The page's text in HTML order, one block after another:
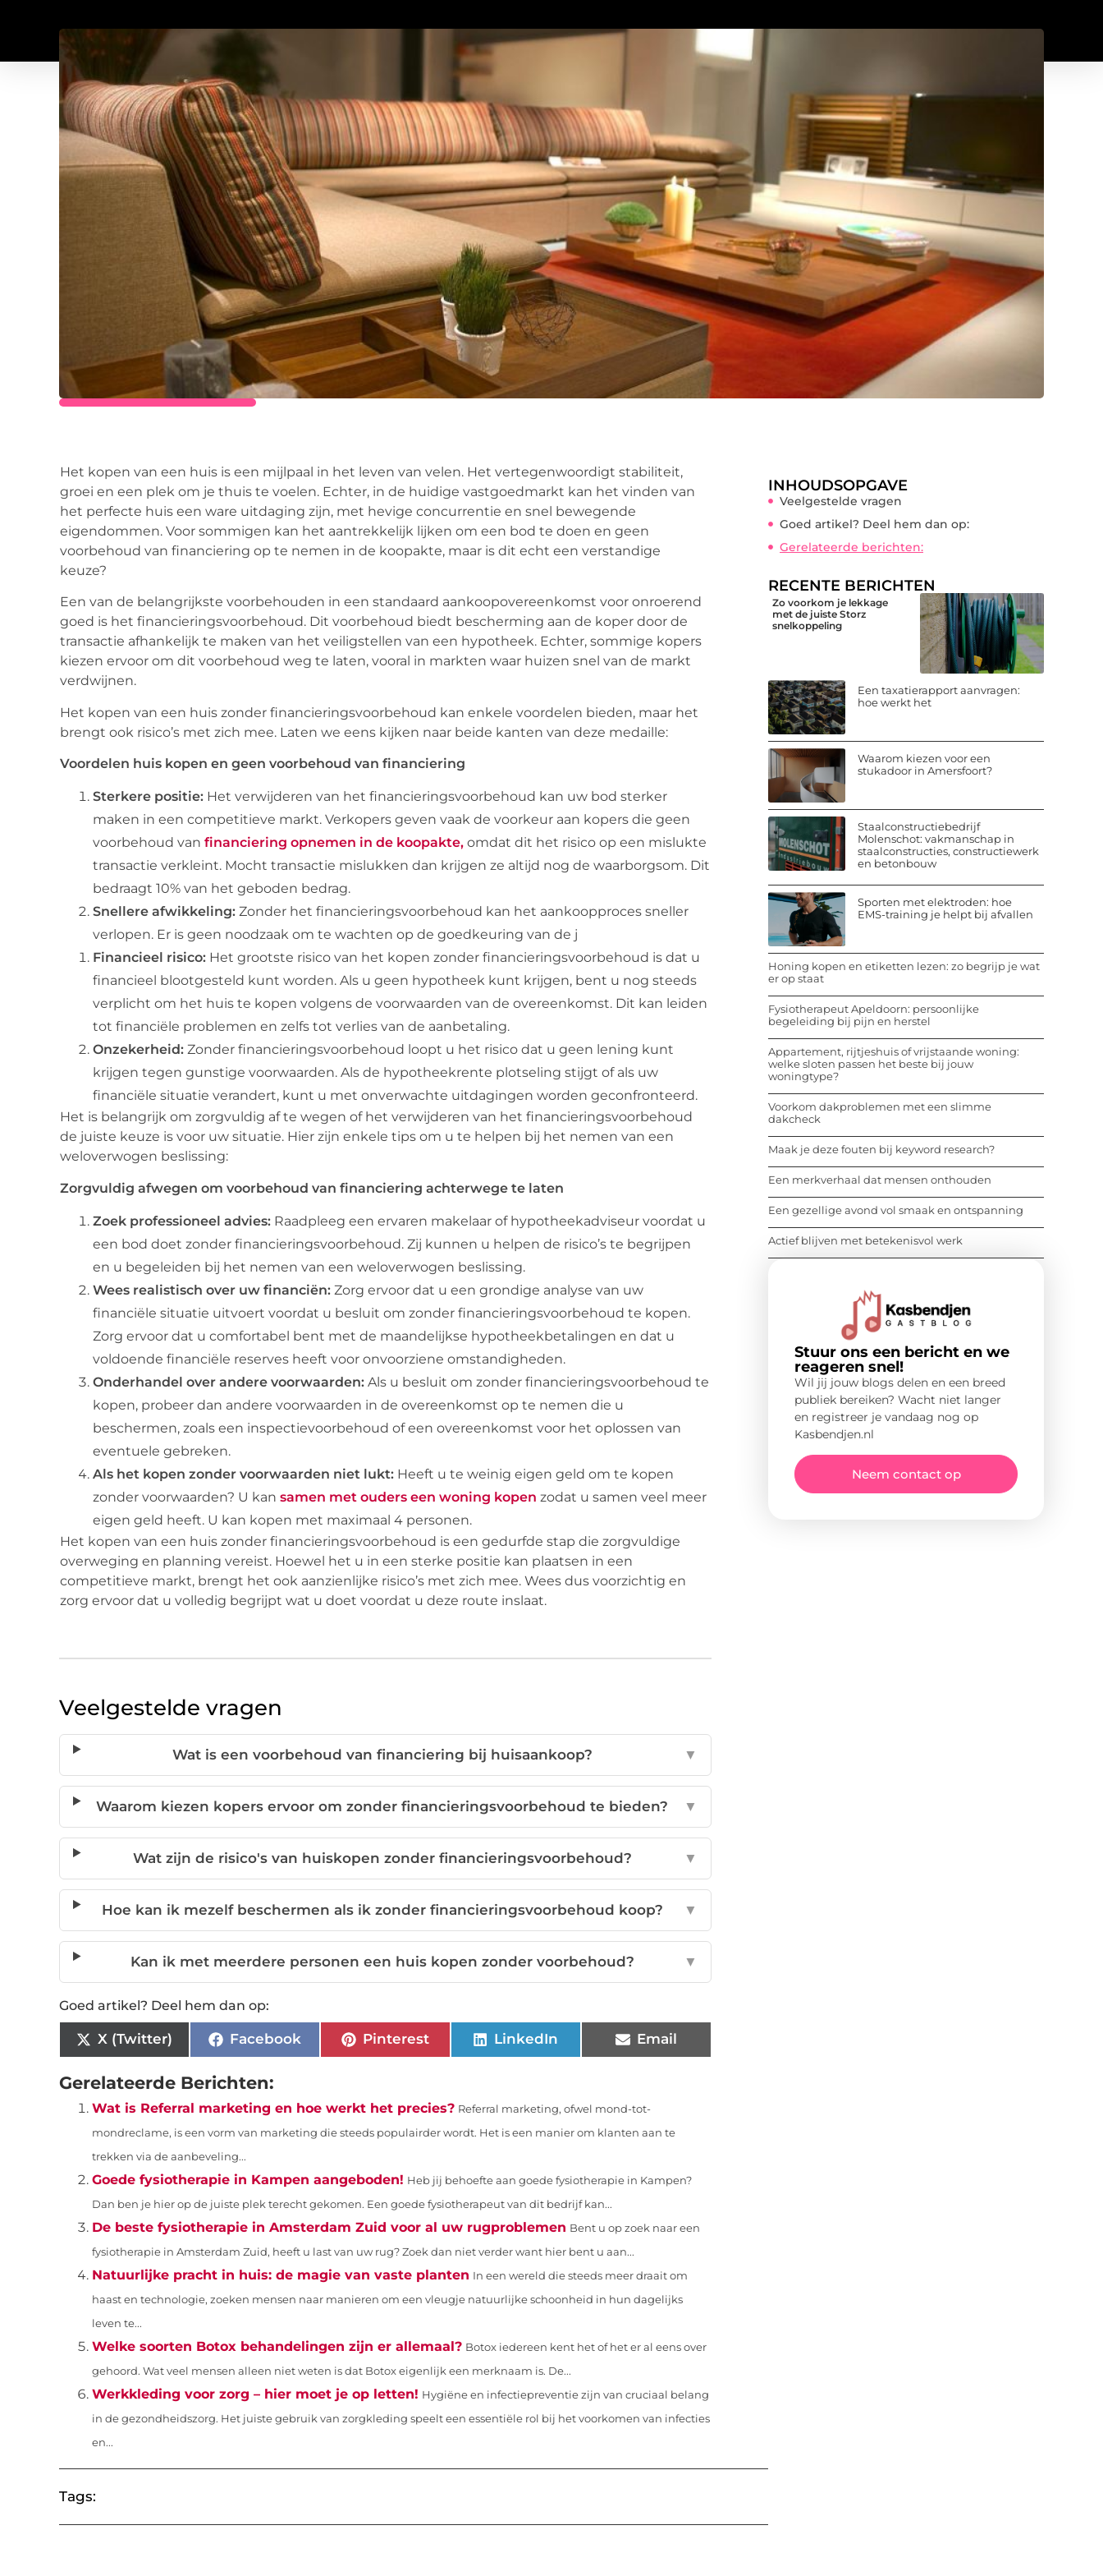
Het kopen van een huis is een mijlpaal in het leven van velen. Het vertegenwoordigt stabiliteit,
groei en een plek om je thuis te voelen. Echter, in de huidige vastgoedmarkt kan het vinden van
het perfecte huis een ware uitdaging zijn, met hevige concurrentie en snel bewegende
eigendommen. Voor sommigen kan het aantrekkelijk lijken om een bod te doen en geen
voorbehoud van financiering op te nemen in de koopakte, maar is dit echt een verstandige
keuze?
Een van de belangrijkste voorbehouden in een standaard aankoopovereenkomst voor onroerend
goed is het financieringsvoorbehoud. Dit voorbehoud biedt bescherming aan de koper door de
transactie afhankelijk te maken van het veiligstellen van een hypotheek. Echter, sommige kopers
kiezen ervoor om dit voorbehoud weg te laten, vooral in markten waar huizen snel van de markt
verdwijnen.
Het kopen van een huis zonder financieringsvoorbehoud kan enkele voordelen bieden, maar het
brengt ook risico’s met zich mee. Laten we eens kijken naar beide kanten van deze medaille:
Voordelen huis kopen en geen voorbehoud van financiering
Sterkere positie: Het verwijderen van het financieringsvoorbehoud kan uw bod sterker
maken in een competitieve markt. Verkopers geven vaak de voorkeur aan kopers die geen
voorbehoud van financiering opnemen in de koopakte, omdat dit het risico op een mislukte
transactie verkleint. Mocht transactie mislukken dan krijgen ze altijd nog de waarborgsom. Dit
bedraagt 10% van het geboden bedrag.
Snellere afwikkeling: Zonder het financieringsvoorbehoud kan het aankoopproces sneller
verlopen. Er is geen noodzaak om te wachten op de goedkeuring van de j
Financieel risico: Het grootste risico van het kopen zonder financieringsvoorbehoud is dat u
financieel blootgesteld kunt worden. Als u geen hypotheek kunt krijgen, bent u nog steeds
verplicht om het huis te kopen volgens de voorwaarden van de overeenkomst. Dit kan leiden
tot financiële problemen en zelfs tot verlies van de aanbetaling.
Onzekerheid: Zonder financieringsvoorbehoud loopt u het risico dat u geen lening kunt
krijgen tegen gunstige voorwaarden. Als de hypotheekrente plotseling stijgt of als uw
financiële situatie verandert, kunt u met onverwachte uitdagingen worden geconfronteerd.
Het is belangrijk om zorgvuldig af te wegen of het verwijderen van het financieringsvoorbehoud
de juiste keuze is voor uw situatie. Hier zijn enkele tips om u te helpen bij het nemen van een
weloverwogen beslissing:
Zorgvuldig afwegen om voorbehoud van financiering achterwege te laten
Zoek professioneel advies: Raadpleeg een ervaren makelaar of hypotheekadviseur voordat u
een bod doet zonder financieringsvoorbehoud. Zij kunnen u helpen de risico’s te begrijpen
en u begeleiden bij het nemen van een weloverwogen beslissing.
Wees realistisch over uw financiën: Zorg ervoor dat u een grondige analyse van uw
financiële situatie uitvoert voordat u besluit om zonder financieringsvoorbehoud te kopen.
Zorg ervoor dat u comfortabel bent met de maandelijkse hypotheekbetalingen en dat u
voldoende financiële reserves heeft voor onvoorziene omstandigheden.
Onderhandel over andere voorwaarden: Als u besluit om zonder financieringsvoorbehoud te
kopen, probeer dan andere voorwaarden in de overeenkomst op te nemen die u
beschermen, zoals een inspectievoorbehoud of een overeenkomst voor het oplossen van
eventuele gebreken.
Als het kopen zonder voorwaarden niet lukt: Heeft u te weinig eigen geld om te kopen
zonder voorwaarden? U kan samen met ouders een woning kopen zodat u samen veel meer
eigen geld heeft. U kan kopen met maximaal 4 personen.
Het kopen van een huis zonder financieringsvoorbehoud is een gedurfde stap die zorgvuldige
overweging en planning vereist. Hoewel het u in een sterke positie kan plaatsen in een
competitieve markt, brengt het ook aanzienlijke risico’s met zich mee. Wees dus voorzichtig en
zorg ervoor dat u volledig begrijpt wat u doet voordat u deze route inslaat.
Veelgestelde vragen
Wat is een voorbehoud van financiering bij huisaankoop? ▼
Waarom kiezen kopers ervoor om zonder financieringsvoorbehoud te bieden? ▼
Wat zijn de risico's van huiskopen zonder financieringsvoorbehoud? ▼
Hoe kan ik mezelf beschermen als ik zonder financieringsvoorbehoud koop? ▼
Kan ik met meerdere personen een huis kopen zonder voorbehoud? ▼
Goed artikel? Deel hem dan op:
X (Twitter) Facebook Pinterest LinkedIn Email
Gerelateerde Berichten:
Wat is Referral marketing en hoe werkt het precies? Referral marketing, ofwel mond-tot-
mondreclame, is een vorm van marketing die steeds populairder wordt. Het is een manier om klanten aan te
trekken via de aanbeveling...
Goede fysiotherapie in Kampen aangeboden! Heb jij behoefte aan goede fysiotherapie in Kampen?
Dan ben je hier op de juiste plek terecht gekomen. Een goede fysiotherapeut van dit bedrijf kan...
De beste fysiotherapie in Amsterdam Zuid voor al uw rugproblemen Bent u op zoek naar een
fysiotherapie in Amsterdam Zuid, heeft u last van uw rug? Zoek dan niet verder want hier bent u aan...
Natuurlijke pracht in huis: de magie van vaste planten In een wereld die steeds meer draait om
haast en technologie, zoeken mensen naar manieren om een vleugje natuurlijke schoonheid in hun dagelijks
leven te...
Welke soorten Botox behandelingen zijn er allemaal? Botox iedereen kent het of het er al eens over
gehoord. Wat veel mensen alleen niet weten is dat Botox eigenlijk een merknaam is. De...
Werkkleding voor zorg – hier moet je op letten! Hygiëne en infectiepreventie zijn van cruciaal belang
in de gezondheidszorg. Het juiste gebruik van zorgkleding speelt een essentiële rol bij het voorkomen van infecties
en...
Tags:
INHOUDSOPGAVE
Veelgestelde vragen
Goed artikel? Deel hem dan op:
Gerelateerde berichten:
RECENTE BERICHTEN
Zo voorkom je lekkage
met de juiste Storz
snelkoppeling
Een taxatierapport aanvragen:
hoe werkt het
Waarom kiezen voor een
stukadoor in Amersfoort?
Staalconstructiebedrijf
Molenschot: vakmanschap in
staalconstructies, constructiewerk
en betonbouw
Sporten met elektroden: hoe
EMS-training je helpt bij afvallen
Honing kopen en etiketten lezen: zo begrijp je wat
er op staat
Fysiotherapeut Apeldoorn: persoonlijke
begeleiding bij pijn en herstel
Appartement, rijtjeshuis of vrijstaande woning:
welke sloten passen het beste bij jouw
woningtype?
Voorkom dakproblemen met een slimme
dakcheck
Maak je deze fouten bij keyword research?
Een merkverhaal dat mensen onthouden
Een gezellige avond vol smaak en ontspanning
Actief blijven met betekenisvol werk
Stuur ons een bericht en we
reageren snel!
Wil jij jouw blogs delen en een breed
publiek bereiken? Wacht niet langer
en registreer je vandaag nog op
Kasbendjen.nl
Neem contact op